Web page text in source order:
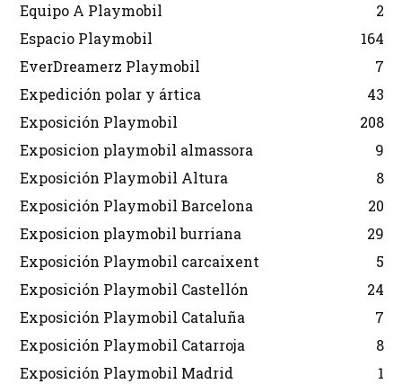
Equipo A Playmobil
2
Espacio Playmobil
164
EverDreamerz Playmobil
7
Expedición polar y ártica
43
Exposición Playmobil
208
Exposicion playmobil almassora
9
Exposición Playmobil Altura
8
Exposición Playmobil Barcelona
20
Exposicion playmobil burriana
29
Exposición Playmobil carcaixent
5
Exposición Playmobil Castellón
24
Exposición Playmobil Cataluña
7
Exposición Playmobil Catarroja
8
Exposición Playmobil Madrid
1